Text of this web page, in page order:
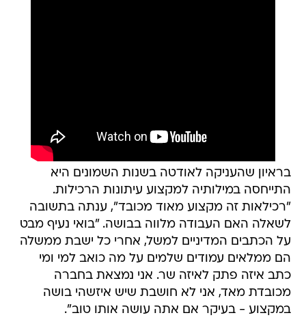
בראיון שהעניקה לאודטה בשנות השמונים היא
התייחסה במילותיה למקצוע עיתונות הרכילות.
"רכילאות זה מקצוע מאוד מכובד", ענתה בתשובה
לשאלה האם העבודה מלווה בבושה. "בואי נעיף מבט
על הכתבים המדיניים למשל, אחרי כל ישבת ממשלה
הם ממלאים עמודים שלמים על מה כואב למי ומי
כתב איזה פתק לאיזה שר. אני נמצאת בחברה
מכובדת מאד, אני לא חושבת שיש איזשהי בושה
במקצוע - בעיקר אם אתה עושה אותו טוב".